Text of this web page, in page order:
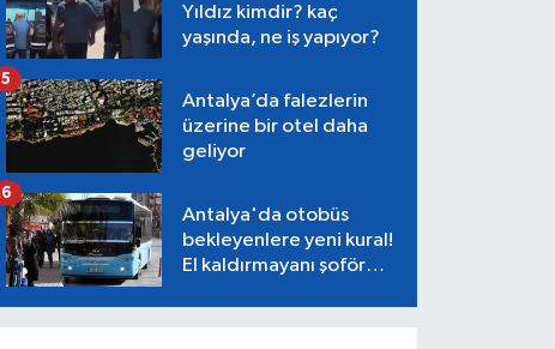
Yıldız kimdir? kaç
yaşında, ne iş yapıyor?
Antalya’da falezlerin
üzerine bir otel daha
geliyor
5
Antalya'da otobüs
bekleyenlere yeni kural!
El kaldırmayanı şoför
6